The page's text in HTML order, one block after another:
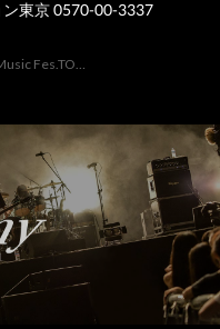
東京 0570-00-3337
2018